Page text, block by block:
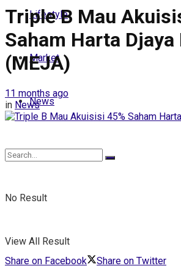
Lifestyle
Market
News
No Result
View All Result
Triple B Mau
Saham Harta Djaya
(MEJA)
11 months ago
in News
Share on Facebook Share on Twitter